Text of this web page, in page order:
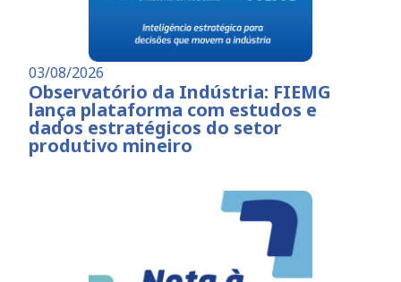
03/08/2026
Observatório da Indústria: FIEMG
lança plataforma com estudos e
dados estratégicos do setor
produtivo mineiro